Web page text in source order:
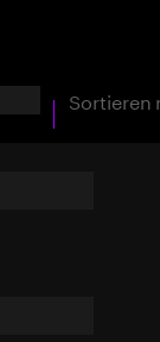
Sortieren